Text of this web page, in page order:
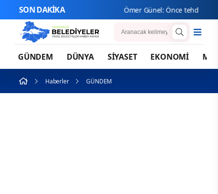
SON DAKİKA Ömer Günel: Önce tehdit
GÜNDEM DÜNYA SİYASET EKONOMİ
Haberler GÜNDEM